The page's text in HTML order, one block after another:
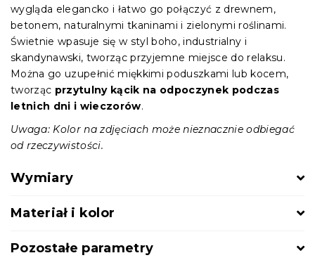
wygląda elegancko i łatwo go połączyć z drewnem,
betonem, naturalnymi tkaninami i zielonymi roślinami.
Świetnie wpasuje się w styl boho, industrialny i
skandynawski, tworząc przyjemne miejsce do relaksu.
Można go uzupełnić miękkimi poduszkami lub kocem,
tworząc przytulny kącik na odpoczynek podczas
letnich dni i wieczorów.
Uwaga: Kolor na zdjęciach może nieznacznie odbiegać
od rzeczywistości.
Wymiary
Materiał i kolor
Pozostałe parametry